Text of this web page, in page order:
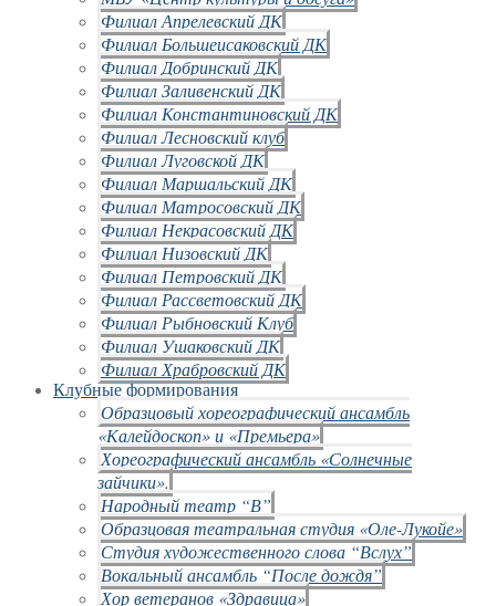
Филиал Апрелевский ДК
Филиал Большеисаковский ДК
Филиал Добринский ДК
Филиал Заливенский ДК
Филиал Константиновский ДК
Филиал Лесновский клуб
Филиал Луговской ДК
Филиал Маршальский ДК
Филиал Матросовский ДК
Филиал Некрасовский ДК
Филиал Низовский ДК
Филиал Петровский ДК
Филиал Рассветовский ДК
Филиал Рыбновский Клуб
Филиал Ушаковский ДК
Филиал Храбровский ДК
Клубные формирования
Образцовый хореографический ансамбль
«Калейдоскоп» и «Премьера»
Хореографический ансамбль «Солнечные
зайчики».
Народный театр “В”
Образцовая театральная студия «Оле-Лукойе»
Студия художественного слова “Вслух”
Вокальный ансамбль “После дождя”
Хор ветеранов «Здравица»